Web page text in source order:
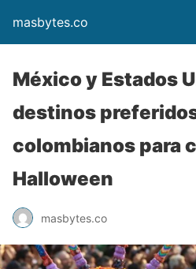
masbytes.co
México y Estados
destinos
colombianos para
Halloween
masbytes.co